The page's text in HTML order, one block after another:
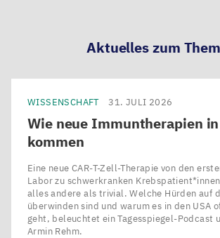
Aktuelles zum
WISSENSCHAFT 31. JULI 2026
Wie neue Immuntherapien
kommen
Eine neue CAR-T-Zell-Therapie von den
Labor zu schwerkranken
alles andere als trivial. Welche Hürden auf
überwinden sind und warum es in den USA
geht, beleuchtet ein Tagesspiegel-Podcast
Armin Rehm.